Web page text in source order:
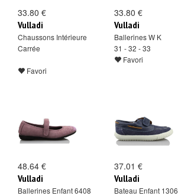
33.80 €
Vulladi
Chaussons Intérieure
Carrée
Favori
33.80 €
Vulladi
Ballerines W K
31 - 32 - 33
Favori
48.64 €
Vulladi
Ballerines Enfant 6408
37.01 €
Vulladi
Bateau Enfant 1306